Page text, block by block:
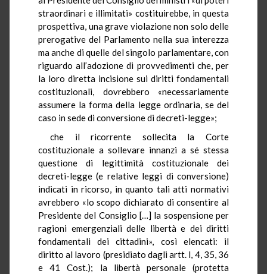
straordinari e illimitati» costituirebbe, in questa
prospettiva, una grave violazione non solo delle
prerogative del Parlamento nella sua interezza
ma anche di quelle del singolo parlamentare, con
riguardo all’adozione di provvedimenti che, per
la loro diretta incisione sui diritti fondamentali
costituzionali, dovrebbero «necessariamente
assumere la forma della legge ordinaria, se del
caso in sede di conversione di decreti-legge»;
che il ricorrente sollecita la Corte
costituzionale a sollevare innanzi a sé stessa
questione di legittimità costituzionale dei
decreti-legge (e relative leggi di conversione)
indicati in ricorso, in quanto tali atti normativi
avrebbero «lo scopo dichiarato di consentire al
Presidente del Consiglio […] la sospensione per
ragioni emergenziali delle libertà e dei diritti
fondamentali dei cittadini», così elencati: il
diritto al lavoro (presidiato dagli artt. l, 4, 35, 36
e 41 Cost.); la libertà personale (protetta